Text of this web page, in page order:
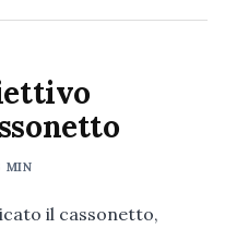
MIN
il cassonetto,